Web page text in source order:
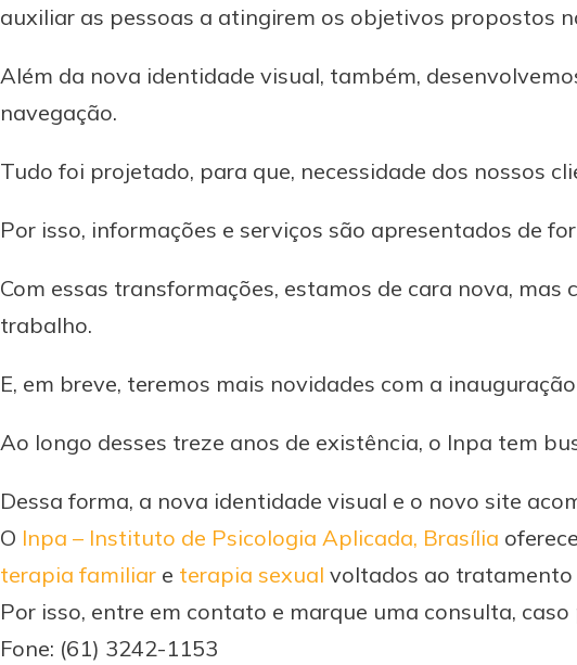
auxiliar as pessoas a atingirem os objetivos propostos
Além da nova identidade visual, também,
navegação.
Tudo foi projetado, para que, necessidade dos nossos
Por isso, informações e serviços são apresentados de
Com essas transformações, estamos de cara nova,
trabalho.
E, em breve, teremos mais novidades com a
Ao longo desses treze anos de existência, o Inpa tem
Dessa forma, a nova identidade visual e o novo site
O Inpa – Instituto de Psicologia Aplicada, Brasília oferece
terapia familiar e terapia sexual voltados ao tratamento
Por isso, entre em contato e marque uma consulta,
Fone: (61) 3242-1153